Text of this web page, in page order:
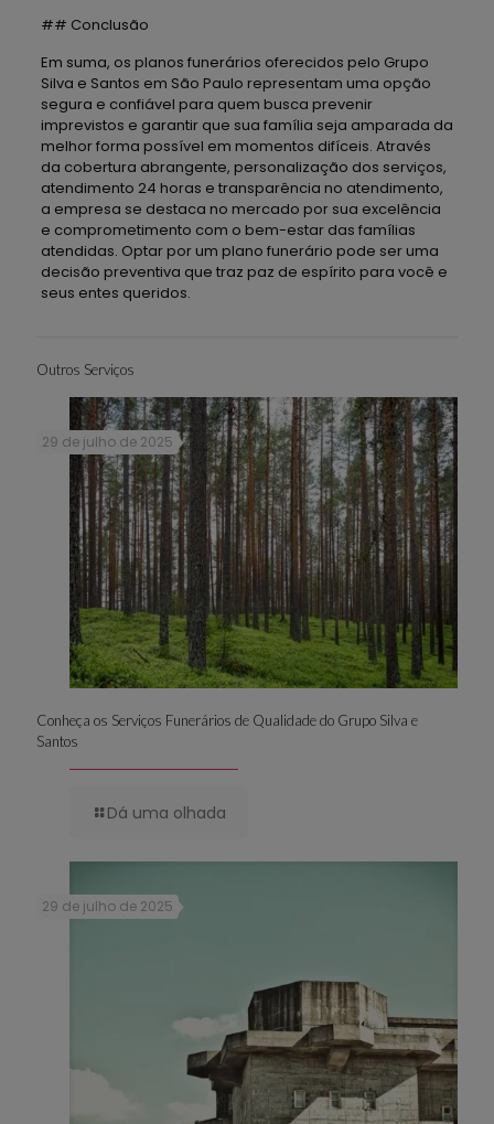
## Conclusão
Em suma, os planos funerários oferecidos pelo Grupo
Silva e Santos em São Paulo representam uma opção
segura e confiável para quem busca prevenir
imprevistos e garantir que sua família seja amparada da
melhor forma possível em momentos difíceis. Através
da cobertura abrangente, personalização dos serviços,
atendimento 24 horas e transparência no atendimento,
a empresa se destaca no mercado por sua excelência
e comprometimento com o bem-estar das famílias
atendidas. Optar por um plano funerário pode ser uma
decisão preventiva que traz paz de espírito para você e
seus entes queridos.
Outros Serviços
29 de julho de 2025
Conheça os Serviços Funerários de Qualidade do Grupo Silva e
Santos
Dá uma olhada
29 de julho de 2025